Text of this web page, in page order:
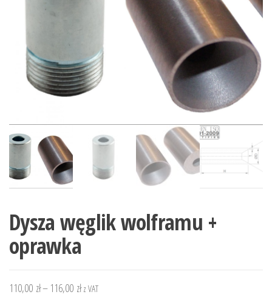
Dysza węglik wolframu +
oprawka
110,00 zł– 116,00 złZakres
z VAT